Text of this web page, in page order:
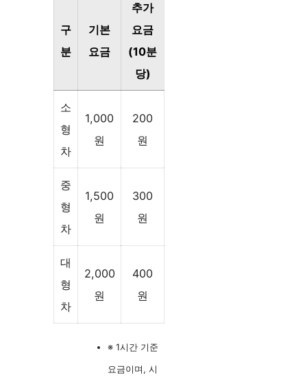
구
분
기본
요금
추가
요금
(10분
당)
소
형
차
1,000
원
200
원
중
형
차
1,500
원
300
원
대
형
차
2,000
원
400
원
※ 1시간 기준
요금이며, 시